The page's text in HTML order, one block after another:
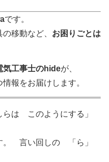
です。
移動など、 お困りごとは
気工事士のhideが、
報をお届けします。
らは このようにする」
。 言い回しの 「ら」